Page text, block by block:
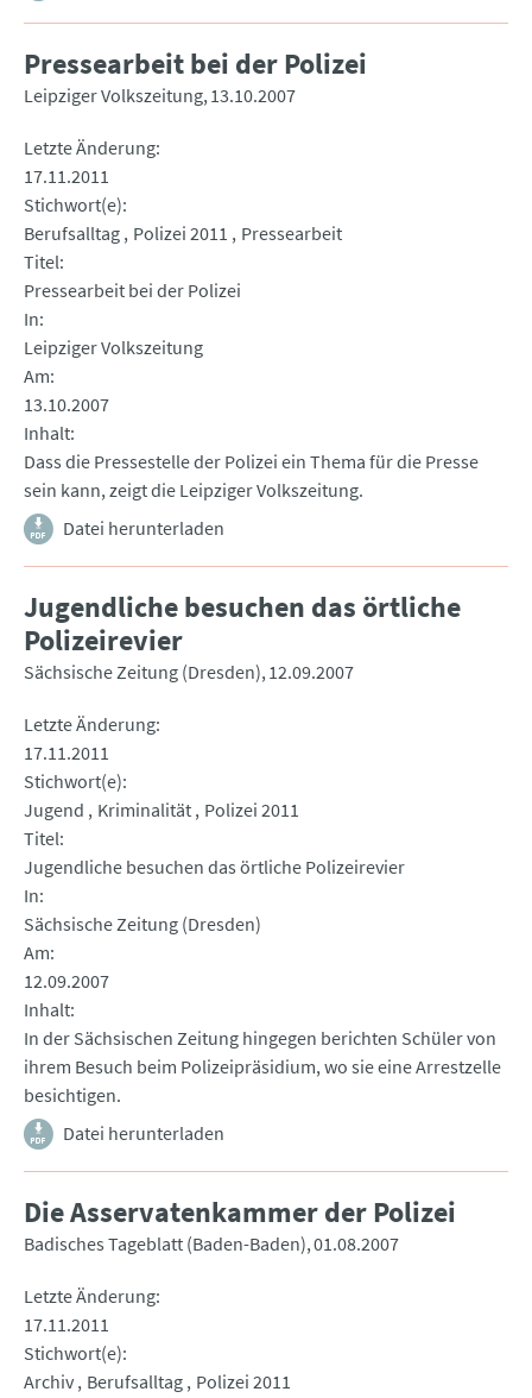
Pressearbeit bei der Polizei
Leipziger Volkszeitung 13.10.2007
Letzte Änderung
17.11.2011
Stichwort(e)
Berufsalltag Polizei 2011
Pressearbeit
Titel
Pressearbeit bei der Polizei
In
Leipziger Volkszeitung
Am
13.10.2007
Inhalt
Dass die Pressestelle der Polizei ein Thema für die Presse
sein kann, zeigt die Leipziger Volkszeitung.
Datei herunterladen
Jugendliche besuchen das örtliche
Polizeirevier
Sächsische Zeitung (Dresden) 12.09.2007
Letzte Änderung
17.11.2011
Stichwort(e)
Jugend
Kriminalität Polizei 2011
Titel
Jugendliche besuchen das örtliche Polizeirevier
In
Sächsische Zeitung (Dresden)
Am
12.09.2007
Inhalt
In der Sächsischen Zeitung hingegen berichten Schüler von
ihrem Besuch beim Polizeipräsidium, wo sie eine Arrestzelle
besichtigen.
Datei herunterladen
Die Asservatenkammer der Polizei
Badisches Tageblatt (Baden-Baden) 01.08.2007
Letzte Änderung
17.11.2011
Stichwort(e)
Archiv Berufsalltag Polizei 2011